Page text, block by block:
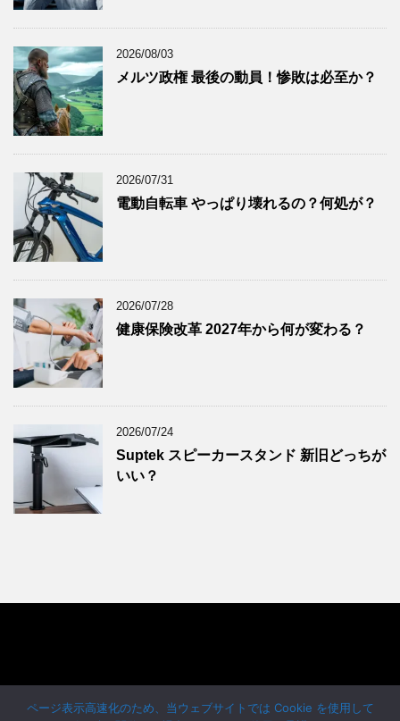
2025年6月(9)
2025年5月
(8)
2025年4月
2025年3月
2025年1月(8)
2024年12月(8)
2024年11月
2024年10月
2024年9月(9)
2024年8月(9)
2024年7月(9)
2024年6月
2024年5月
2024年4月(8)
2024年3月(8)
2024年2月(8)
2024年1月 (7)
2023年12月
2026/08/03
メルツ政権 最後の動員！惨敗は必至か？
2026/07/31
電動自転車 やっぱり壊れるの？何処が？
2026/07/28
健康保険改革 2027年から何が変わる？
2026/07/24
Suptek スピーカースタンド 新旧どっちが
いい？
- seit 2001 -
ページ表示高速化のため、当ウェブサイトでは Cookie を使用して